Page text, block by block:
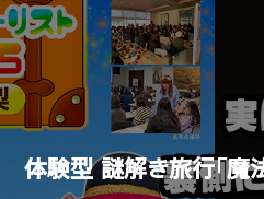
体験型 謎解き旅行「魔